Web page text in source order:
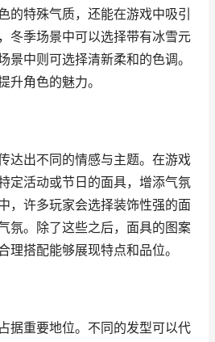
的特殊气质，还能在游戏中吸引
冬季场景中可以选择带有冰雪元
景中则可选择清新柔和的色调。
升角色的魅力。
达出不同的情感与主题。在游戏
定活动或节日的面具，增添气氛
，许多玩家会选择装饰性强的面
氛。除了这些之后，面具的图案
理搭配能够展现特点和品位。
据重要地位。不同的发型可以代